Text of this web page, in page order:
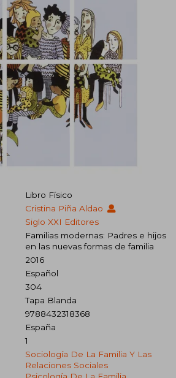
Libro Físico
Cristina Piña Aldao
Siglo XXI Editores
Familias modernas: Padres e hijos
en las nuevas formas de familia
2016
Español
304
Tapa Blanda
9788432318368
España
1
Sociología De La Familia Y Las
Relaciones Sociales
Psicología De La Familia